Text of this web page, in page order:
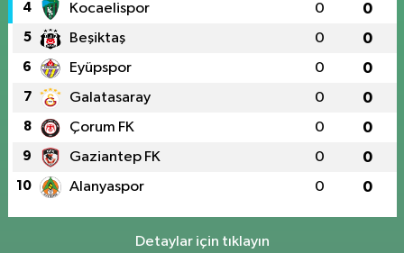
4 Kocaelispor 0 0
5 Beşiktaş 0 0
6 Eyüpspor 0 0
7 Galatasaray 0 0
8 Çorum FK 0 0
9 Gaziantep FK 0 0
10 Alanyaspor 0 0
Detaylar için tıklayın